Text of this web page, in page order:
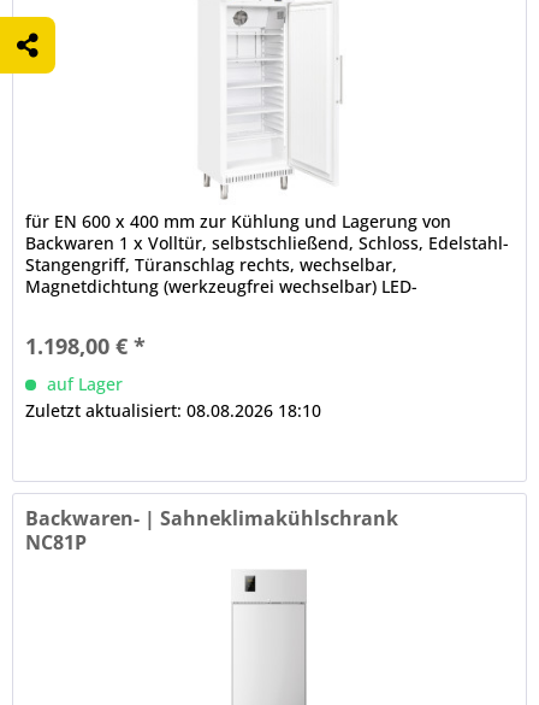
für EN 600 x 400 mm zur Kühlung und Lagerung von
Backwaren 1 x Volltür, selbstschließend, Schloss, Edelstahl-
Stangengriff, Türanschlag rechts, wechselbar,
Magnetdichtung (werkzeugfrei wechselbar) LED-
1.198,00 € *
auf Lager
Zuletzt aktualisiert: 08.08.2026 18:10
Backwaren- | Sahneklimakühlschrank
NC81P